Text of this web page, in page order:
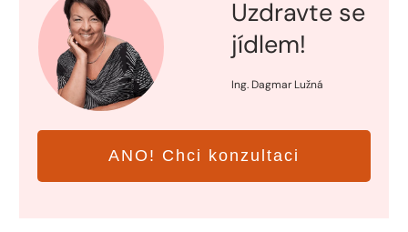
Uzdravte se
jídlem!
Ing. Dagmar Lužná
ANO! Chci konzultaci